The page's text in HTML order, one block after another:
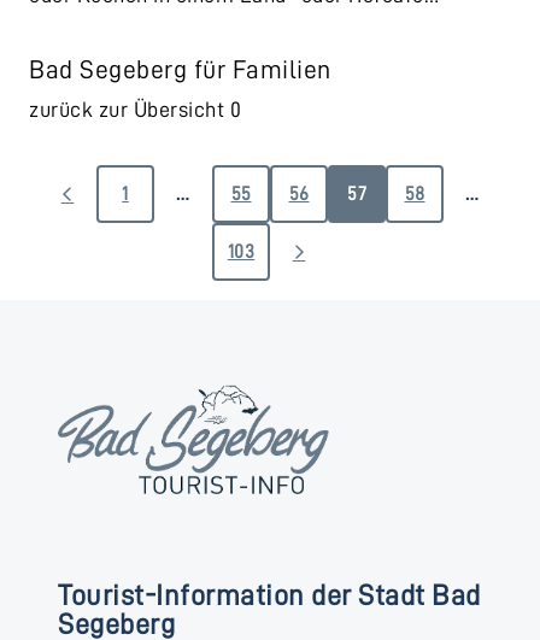
Bad Segeberg für Familien
zurück zur Übersicht 0
1 … 55 56 57 58 …
103
Tourist-Information der Stadt Bad
Segeberg